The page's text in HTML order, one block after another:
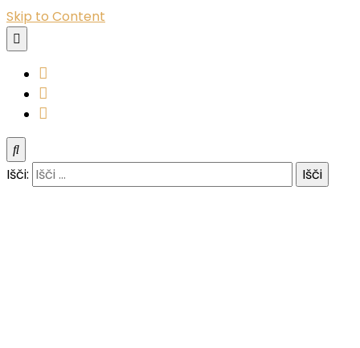
Skip to Content
Išči: